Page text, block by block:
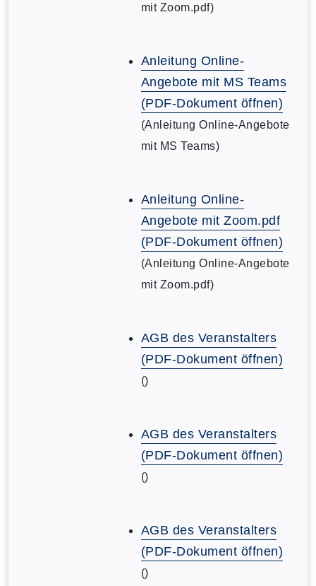
mit Zoom.pdf)
Anleitung Online-
Angebote mit MS Teams
(PDF-Dokument öffnen)
(Anleitung Online-Angebote
mit MS Teams)
Anleitung Online-
Angebote mit Zoom.pdf
(PDF-Dokument öffnen)
(Anleitung Online-Angebote
mit Zoom.pdf)
AGB des Veranstalters
(PDF-Dokument öffnen)
()
AGB des Veranstalters
(PDF-Dokument öffnen)
()
AGB des Veranstalters
(PDF-Dokument öffnen)
()